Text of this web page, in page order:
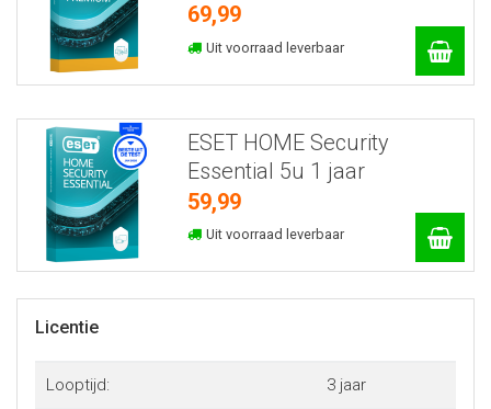
69,99
Uit voorraad leverbaar
ESET HOME Security
Essential 5u 1 jaar
59,99
Uit voorraad leverbaar
Licentie
Looptijd: 3 jaar